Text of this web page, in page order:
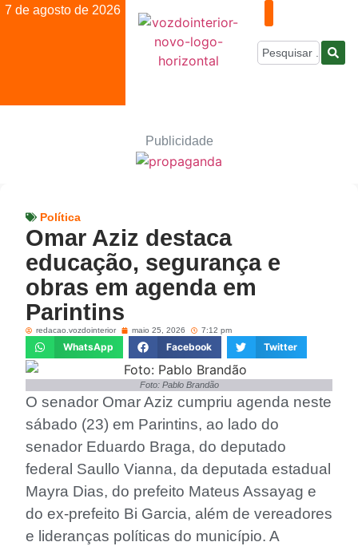
7 de agosto de 2026
Publicidade
Política
Omar Aziz destaca
educação, segurança e
obras em agenda em
Parintins
redacao.vozdointerior maio 25, 2026 7:12 pm
WhatsApp Facebook Twitter
Foto: Pablo Brandão
O senador Omar Aziz cumpriu agenda neste
sábado (23) em Parintins, ao lado do
senador Eduardo Braga, do deputado
federal Saullo Vianna, da deputada estadual
Mayra Dias, do prefeito Mateus Assayag e
do ex-prefeito Bi Garcia, além de vereadores
e lideranças políticas do município. A